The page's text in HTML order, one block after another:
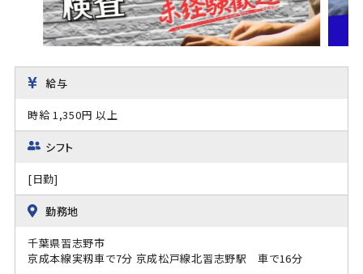
給与
時給 1,350円 以上
シフト
[日勤]
勤務地
千葉県習志野市
京成本線実籾車で7分 京成松戸線北習志野駅 車で16分